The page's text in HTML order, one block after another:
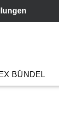
BÜNDEL